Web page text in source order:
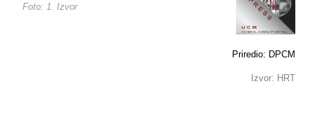
Foto: 1. Izvor
Priredio: DPCM
Izvor: HRT